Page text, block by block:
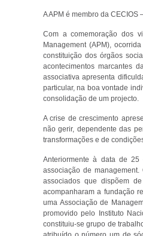
A APM é membro da
Com a comemoração dos
Management (APM),
constituição dos órgãos
acontecimentos marcantes
associativa apresenta
particular, na boa vontade
consolidação de um projecto.
A crise de crescimento
não gerir, dependente das
transformações e de
Anteriormente à data de 25
associação de
associados que dispõem
acompanharam a fundação
uma Associação de
promovido pelo Instituto
constituiu-se grupo de